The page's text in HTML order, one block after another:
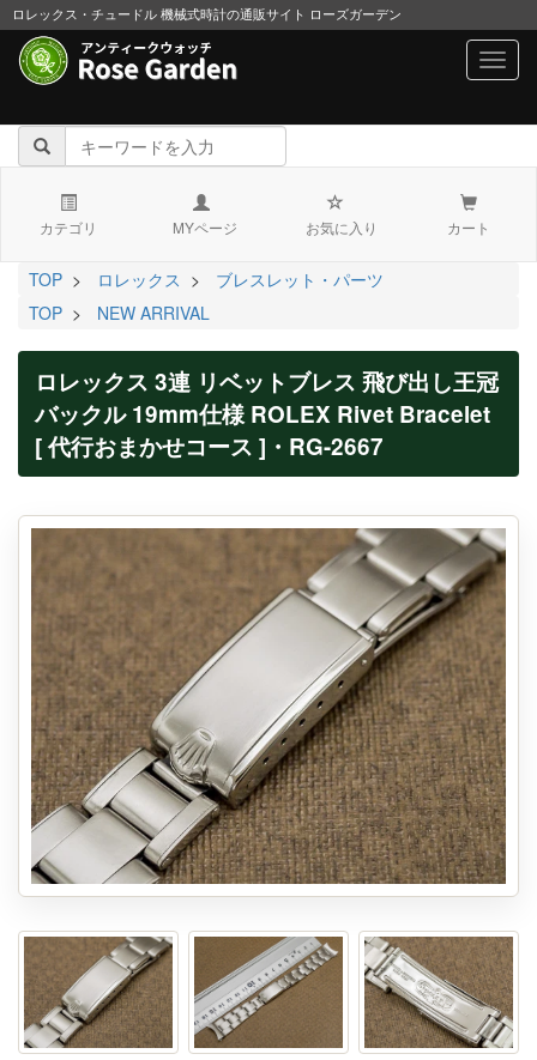
ロレックス・チュードル 機械式時計の通販サイト ローズガーデン
カテゴリ MYページ お気に入り カート
TOP > ロレックス >
ブレスレット・パーツ
TOP > NEW ARRIVAL
ロレックス 3連 リベットブレス 飛び出し王冠
バックル 19mm仕様 ROLEX Rivet Bracelet
[ 代行おまかせコース ]・RG-2667